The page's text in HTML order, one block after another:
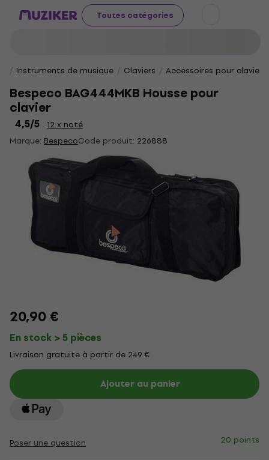
Toutes catégories
Instruments de musique Claviers Accessoires pour claviers
Bespeco BAG444MKB Housse pour
clavier
4,5/5
12 x noté
Marque: BespecoCode produit: 226888
20,90 €
En stock > 5 pièces
Livraison gratuite à partir de 249 €
Ajouter au panier
Poser une question 20 points